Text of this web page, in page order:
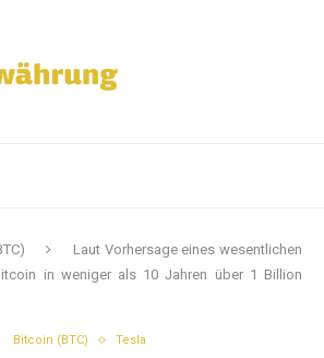
Laut Vorhersage eines wesentlichen
in weniger als 10 Jahren über 1 Billion
Bitcoin (BTC) Tesla